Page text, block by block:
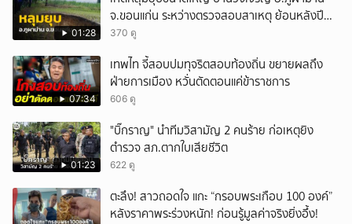
01:28
จ.ขอนแก่น ระหว่างตรวจสอบสาเหตุ ย้อนหลังปี
2568 พบเคยพบหลุมยุบมาแล้วครั้งหนึ่ง
370 ดู
07:34
เทพไท จี้สอบปมทุจริตสอบท้องถิ่น ขยายผลถึง
ฝ่ายการเมือง หวั่นตัดตอนแค่ข้าราชการ
606 ดู
01:23
"บิ๊กราญ" นำทีมวิสามัญ 2 คนร้าย ก่อเหตุยิง
ตำรวจ สภ.ตากใบเสียชีวิต
622 ดู
ตะลึง! สาวถอดใจ แกะ “กรอบพระเกือบ 100 องค์”
หลังราคาพระร่วงหนัก! ก่อนรู้มูลค่าจริงยิ่งอึ้ง!
ยกเลิก